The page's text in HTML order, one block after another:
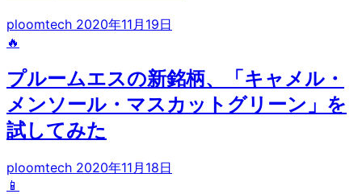
ploomtech 2020年11月19日
🔥
プルームエスの新銘柄、「キャメル・
メンソール・マスカットグリーン」を
試してみた
ploomtech 2020年11月18日
📱